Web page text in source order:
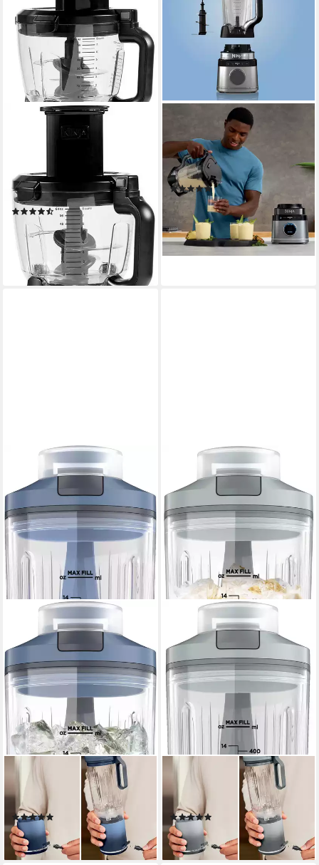
Kompakt-Küchenmaschine 3-
1200 W Leistung
2,1 l Kapazität
5
Leistungsstufen
(155)
ab 172,99 € UVP
199,99 €
15,80 €mtl. in 12 Raten
-14%
lieferbar - in 3-4 Werktagen bei dir
Standmixer Detect Power
Mixer Pro TB201EU
1200 W Leistung
(18)
ab 139,90 € UVP149,99 €
12,78 €
mtl. in 12 Raten
-7%
lieferbar - in 1-2 Werktagen bei dir
NINJA
Standmixer Blast Max - Blau
BC251EUNV
99,90 €
lieferbar - in 1-2 Werktagen bei dir
NINJA
Standmixer Blast Max - Silber
BC251EUSL
ab 94,46 €
lieferbar - in 1-2 Werktagen bei dir